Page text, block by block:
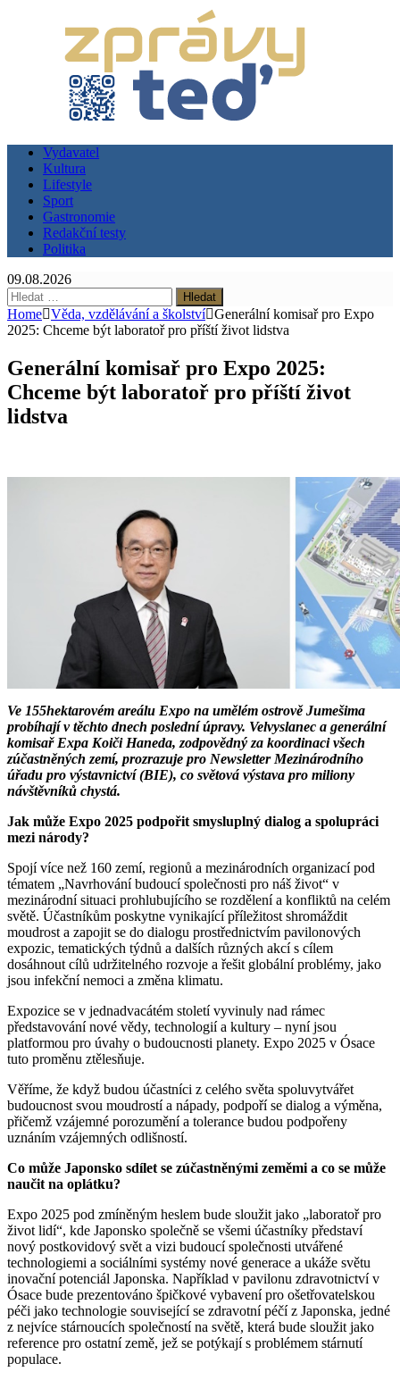
Vydavatel
Kultura
Lifestyle
Sport
Gastronomie
Redakční testy
Politika
09.08.2026
Vyhledávání
Home Věda, vzdělávání a školství Generální komisař pro Expo
2025: Chceme být laboratoř pro příští život lidstva
Generální komisař pro Expo 2025:
Chceme být laboratoř pro příští život
lidstva
Ve 155hektarovém areálu Expo na umělém ostrově Jumešima
probíhají v těchto dnech poslední úpravy. Velvyslanec a generální
komisař Expa Koiči Haneda, zodpovědný za koordinaci všech
zúčastněných zemí, prozrazuje pro Newsletter Mezinárodního
úřadu pro výstavnictví (BIE), co světová výstava pro miliony
návštěvníků chystá.
Jak může Expo 2025 podpořit smysluplný dialog a spolupráci
mezi národy?
Spojí více než 160 zemí, regionů a mezinárodních organizací pod
tématem „Navrhování budoucí společnosti pro náš život“ v
mezinárodní situaci prohlubujícího se rozdělení a konfliktů na celém
světě. Účastníkům poskytne vynikající příležitost shromáždit
moudrost a zapojit se do dialogu prostřednictvím pavilonových
expozic, tematických týdnů a dalších různých akcí s cílem
dosáhnout cílů udržitelného rozvoje a řešit globální problémy, jako
jsou infekční nemoci a změna klimatu.
Expozice se v jednadvacátém století vyvinuly nad rámec
představování nové vědy, technologií a kultury – nyní jsou
platformou pro úvahy o budoucnosti planety. Expo 2025 v Ósace
tuto proměnu ztělesňuje.
Věříme, že když budou účastníci z celého světa spoluvytvářet
budoucnost svou moudrostí a nápady, podpoří se dialog a výměna,
přičemž vzájemné porozumění a tolerance budou podpořeny
uznáním vzájemných odlišností.
Co může Japonsko sdílet se zúčastněnými zeměmi a co se může
naučit na oplátku?
Expo 2025 pod zmíněným heslem bude sloužit jako „laboratoř pro
život lidí“, kde Japonsko společně se všemi účastníky představí
nový postkovidový svět a vizi budoucí společnosti utvářené
technologiemi a sociálními systémy nové generace a ukáže světu
inovační potenciál Japonska. Například v pavilonu zdravotnictví v
Ósace bude prezentováno špičkové vybavení pro ošetřovatelskou
péči jako technologie související se zdravotní péčí z Japonska, jedné
z nejvíce stárnoucích společností na světě, která bude sloužit jako
reference pro ostatní země, jež se potýkají s problémem stárnutí
populace.